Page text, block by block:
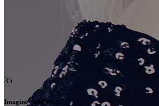
35
Imagine and Create